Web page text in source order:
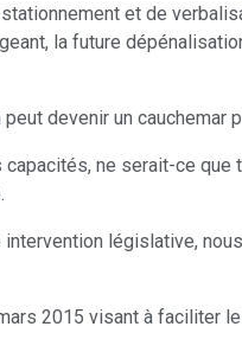
et de
la future
devenir un cauchemar
ne serait-ce
législative,
2015 visant à faciliter